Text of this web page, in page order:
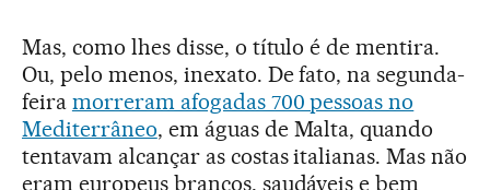
Mas, como lhes disse, o título é de mentira.
Ou, pelo menos, inexato. De fato, na segunda-
feira morreram afogadas 700 pessoas no
Mediterrâneo, em águas de Malta, quando
tentavam alcançar as costas italianas. Mas não
eram europeus brancos, saudáveis e bem